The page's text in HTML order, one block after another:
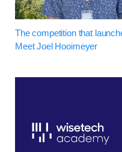
The competition that
Meet Joel Hooimeyer